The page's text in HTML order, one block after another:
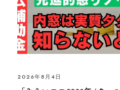
2026年8月4日